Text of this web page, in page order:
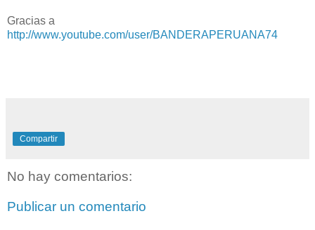
Gracias a
http://www.youtube.com/user/BANDERAPERUANA74
Compartir
No hay comentarios:
Publicar un comentario